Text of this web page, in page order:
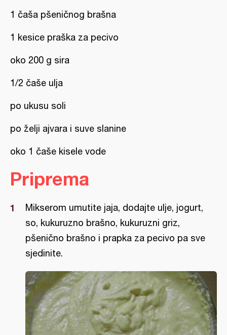
1 čaša pšeničnog brašna
1 kesice praška za pecivo
oko 200 g sira
1/2 čaše ulja
po ukusu soli
po želji ajvara i suve slanine
oko 1 čaše kisele vode
Priprema
Mikserom umutite jaja, dodajte ulje, jogurt,
so, kukuruzno brašno, kukuruzni griz,
pšenično brašno i prapka za pecivo pa sve
sjedinite.